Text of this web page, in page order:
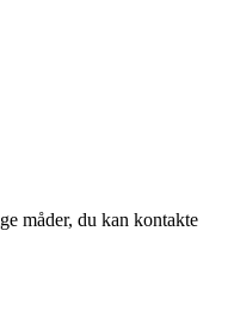
måder, du kan kontakte